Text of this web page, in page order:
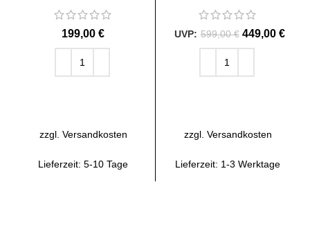
€
zzgl. Versandkosten
Lieferzeit: 5-10 Tage
599,00€ 449,00 €
zzgl. Versandkosten
Lieferzeit: 1-3 Werktage